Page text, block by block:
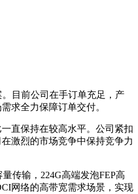
目前公司在手订单充足，产
求全力保障订单交付。
直保持在较高水平。公司紧扣
激烈的市场竞争中保持竞争力
传输，224G高端发泡FEP高
网络的高带宽需求场景，实现